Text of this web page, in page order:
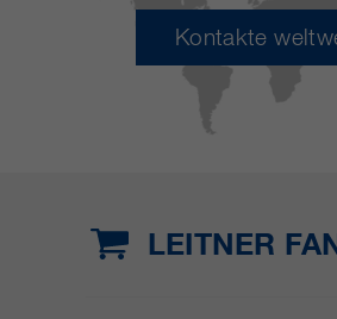
Kontakte
LEITNER